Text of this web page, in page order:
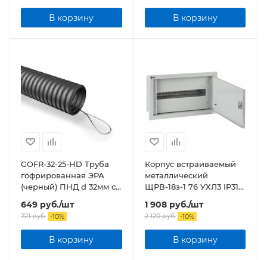
В корзину В корзину
GOFR-32-25-HD Труба
гофрированная ЭРА
(черный) ПНД d 32мм с
зонд. легкая 25м бухта
649 руб./шт
721руб. -10%
В корзину
Корпус встраиваемый
металлический
ЩРВ-18з-1 76 УХЛ3 IP31
NO-123-25 ЭРА
1 908руб./шт
2 120руб. -10%
В корзину